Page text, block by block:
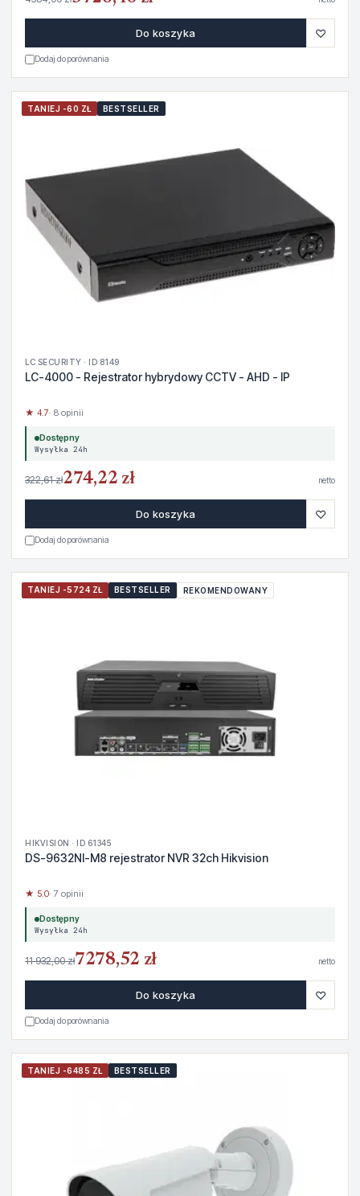
Do koszyka ♡
Dodaj do porównania
TANIEJ -60 ZŁ BESTSELLER
LC SECURITY · ID 8149
LC-4000 - Rejestrator hybrydowy CCTV - AHD - IP
★ 4.7· 8 opinii
Dostępny
Wysyłka 24h
322,61 zł274,22 zł netto
Do koszyka ♡
Dodaj do porównania
TANIEJ -5724 ZŁ BESTSELLER REKOMENDOWANY
HIKVISION · ID 61345
DS-9632NI-M8 rejestrator NVR 32ch Hikvision
★ 5.0· 7 opinii
Dostępny
Wysyłka 24h
11 932,00 zł7278,52 zł netto
Do koszyka ♡
Dodaj do porównania
TANIEJ -6485 ZŁ BESTSELLER